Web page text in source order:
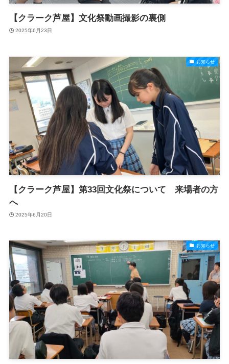
【クラーク芦屋】文化祭動画撮影の裏側
2025年6月23日
お知らせ
【クラーク芦屋】第33回文化祭について 来場者の方
へ
2025年6月20日
お知らせ